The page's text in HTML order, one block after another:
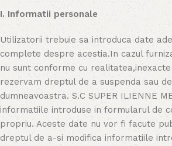
I. Informatii personale
Utilizatorii trebuie sa introduca date
complete despre acestia.In cazul
nu sunt conforme cu
rezervam dreptul de a suspenda sau
dumneavoastra. S.C SUPER ILIENNE
informatiile introduse in formularul de
propriu. Aceste date nu vor fi facute
dreptul de a-si modifica informatiile